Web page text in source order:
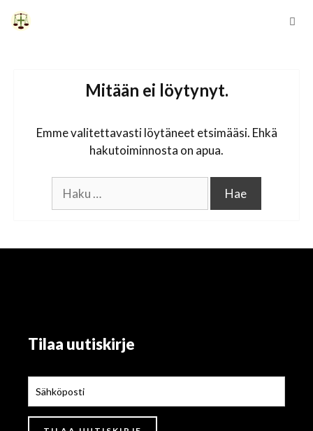
Siirry
sisältöön
Mitään ei löytynyt.
Emme valitettavasti löytäneet etsimääsi. Ehkä
hakutoiminnosta on apua.
Tilaa uutiskirje